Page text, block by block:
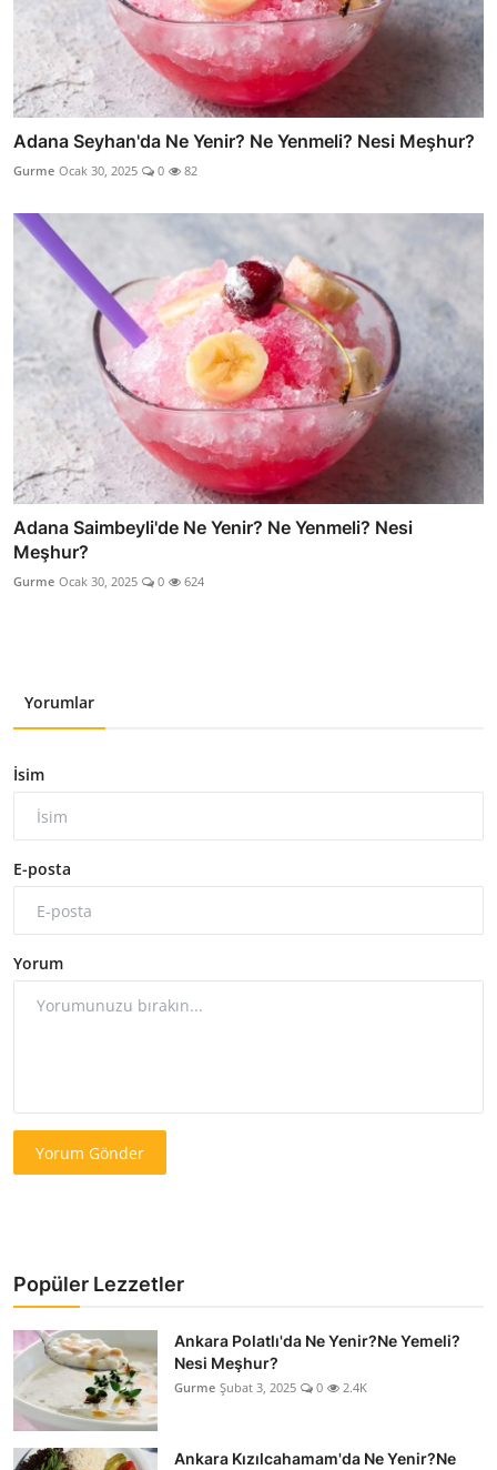
Adana Seyhan'da Ne Yenir? Ne Yenmeli? Nesi Meşhur?
Gurme Ocak 30, 2025 0 82
Adana Saimbeyli'de Ne Yenir? Ne Yenmeli? Nesi
Meşhur?
Gurme Ocak 30, 2025 0 624
Yorumlar
İsim
E-posta
Yorum
Yorum Gönder
Popüler Lezzetler
Ankara Polatlı'da Ne Yenir?Ne Yemeli?
Nesi Meşhur?
Gurme Şubat 3, 2025 0 2.4K
Ankara Kızılcahamam'da Ne Yenir?Ne